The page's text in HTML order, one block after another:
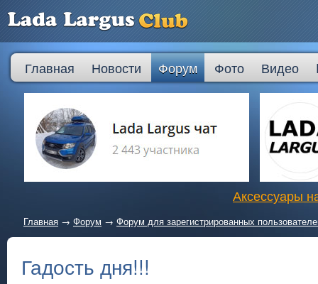
Главная Новости Форум Фото Видео
Аксессуары
Главная → Форум → Форум для зарегистрированных
Гадость дня!!!